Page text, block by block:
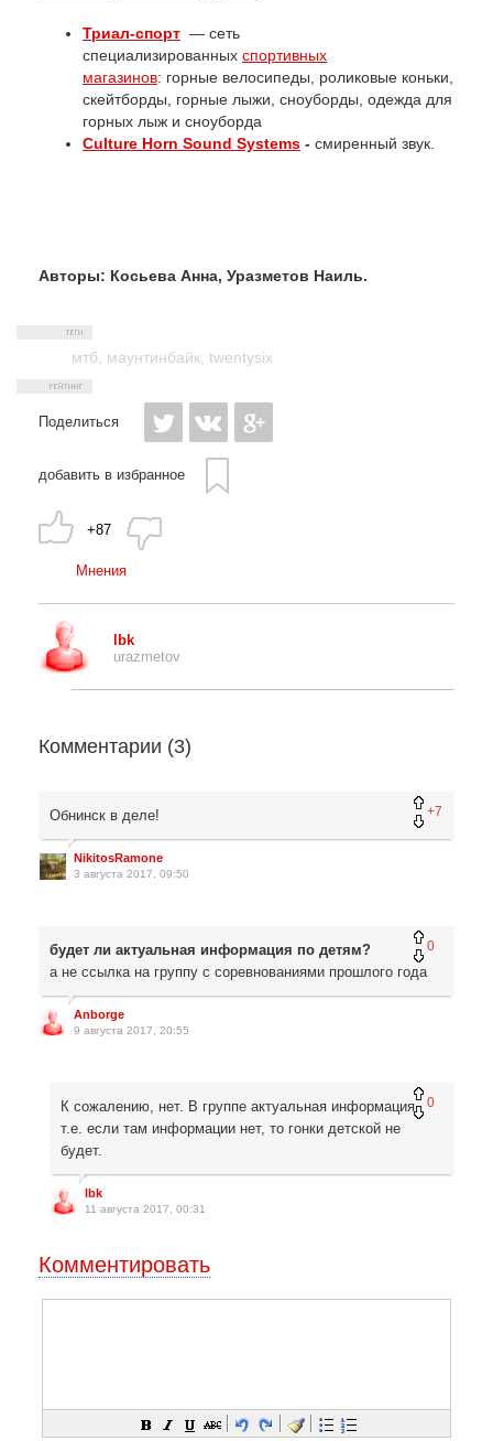
Триал-спорт — сеть
специализированных спортивных
магазинов: горные велосипеды, роликовые коньки,
скейтборды, горные лыжи, сноуборды, одежда для
горных лыж и сноуборда
Culture Horn Sound Systems - смиренный звук.
Авторы: Косьева Анна, Уразметов Наиль.
мтб маунтинбайк twentysix
Поделиться
добавить в избранное
+87
Мнения
lbk
urazmetov
Комментарии (3)
+7
Обнинск в деле!
NikitosRamone
3 августа 2017, 09:50
0
будет ли актуальная информация по детям?
а не ссылка на группу с соревнованиями прошлого года
Anborge
9 августа 2017, 20:55
0
К сожалению, нет. В группе актуальная информация,
т.е. если там информации нет, то гонки детской не
будет.
lbk
11 августа 2017, 00:31
Комментировать